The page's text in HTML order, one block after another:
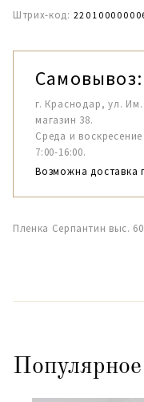
Штрих-код:
Самовывоз:
г. Краснодар, ул.
магазин 38.
Среда и
7:00-16:00.
Возможна доставка
Пленка Серпантин выс.
Популярное